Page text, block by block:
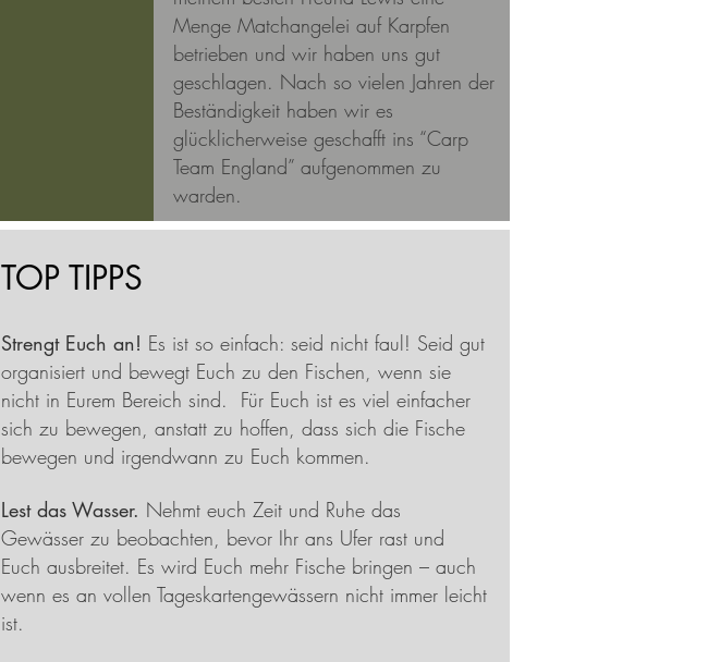
Menge Matchangelei auf Karpfen
betrieben und wir haben uns gut
geschlagen. Nach so vielen Jahren der
Beständigkeit haben wir es
glücklicherweise geschafft ins “Carp
Team England” aufgenommen zu
warden.
TOP TIPPS
Strengt Euch an! Es ist so einfach: seid nicht faul! Seid gut
organisiert und bewegt Euch zu den Fischen, wenn sie
nicht in Eurem Bereich sind. Für Euch ist es viel einfacher
sich zu bewegen, anstatt zu hoffen, dass sich die Fische
bewegen und irgendwann zu Euch kommen.
Lest das Wasser. Nehmt euch Zeit und Ruhe das
Gewässer zu beobachten, bevor Ihr ans Ufer rast und
Euch ausbreitet. Es wird Euch mehr Fische bringen – auch
wenn es an vollen Tageskartengewässern nicht immer leicht
ist.